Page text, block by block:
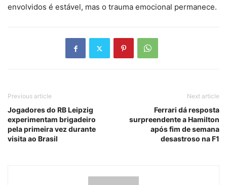
envolvidos é estável, mas o trauma emocional permanece.
Previous article
Jogadores do RB Leipzig
experimentam brigadeiro
pela primeira vez durante
visita ao Brasil
Next article
Ferrari dá resposta
surpreendente a Hamilton
após fim de semana
desastroso na F1